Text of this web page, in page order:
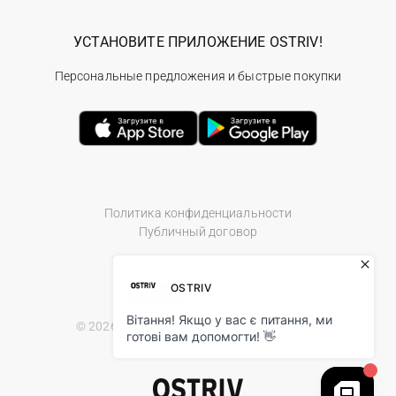
Политика конфиденциальности
Публичный договор
© 2026 Ostriv.ua Store. All Rights Reserved.
УСТАНОВИТЕ ПРИЛОЖЕНИЕ OSTRIV!
Персональные предложения и быстрые покупки